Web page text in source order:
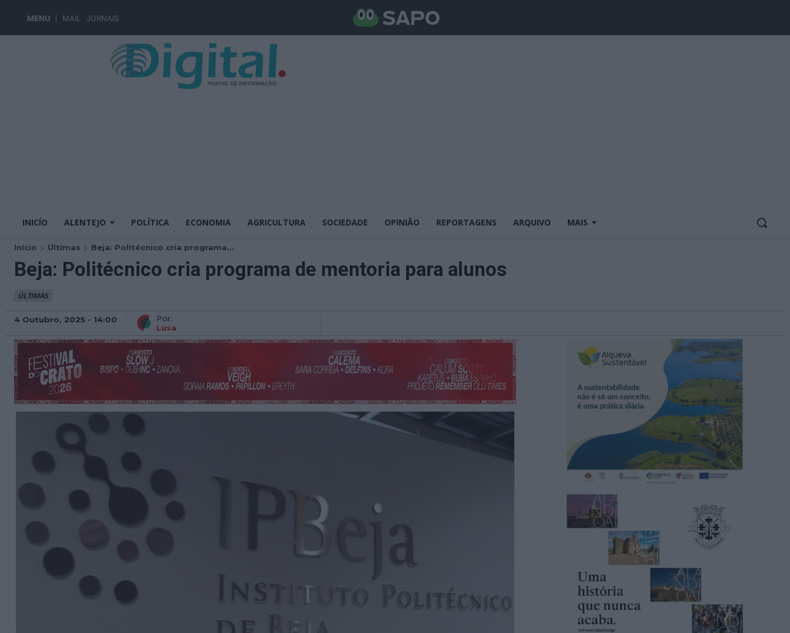
MENU MAIL JORNAIS
INICÍO ALENTEJO POLÍTICA ECONOMIA AGRICULTURA SOCIEDADE OPINIÃO REPORTAGENS ARQUIVO MAIS
Início Últimas Beja: Politécnico cria programa...
Beja: Politécnico cria programa de mentoria para alunos
ÚLTIMAS
4 Outubro, 2025 - 14:00
Por:
Lusa